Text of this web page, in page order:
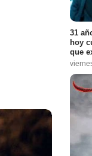
31
hoy
que